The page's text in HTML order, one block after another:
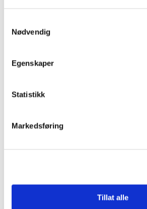
Nødvendig
Egenskaper
Statistikk
Markedsføring
Tillat alle
| Kartverket,